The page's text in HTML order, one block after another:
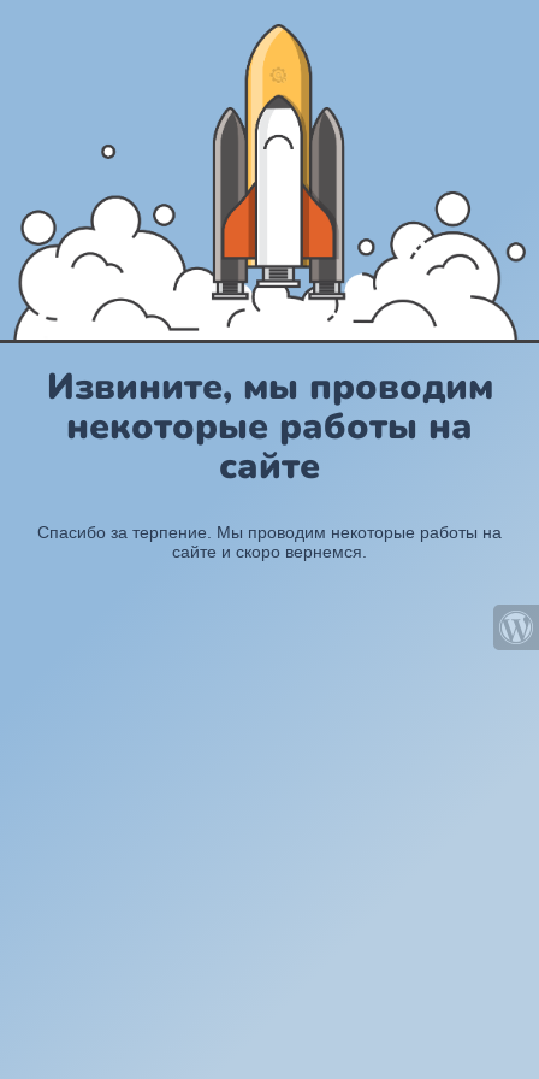
Извините, мы проводим
некоторые работы на
сайте
Спасибо за терпение. Мы проводим некоторые работы на
сайте и скоро вернемся.